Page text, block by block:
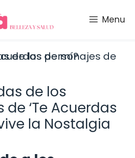
Menu
de los
de ‘Te Acuerdas
la Nostalgia